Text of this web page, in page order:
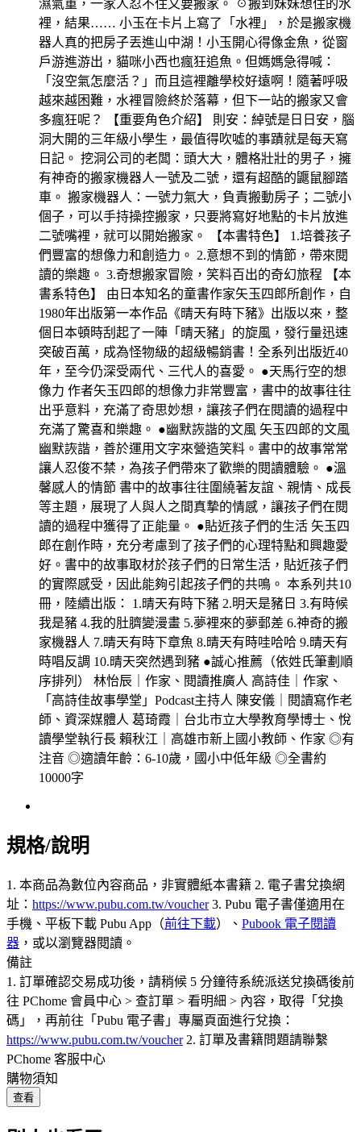
濕氣重，一家人忍不住又要搬家。 ☉搬到妹妹想住的水
裡，結果…… 小玉在卡片上寫了「水裡」，於是搬家機
器人真的把房子丟進山中湖！小玉開心得像金魚，從窗
戶游進游出，貓咪小西也瘋狂追魚。但媽媽急得喊：
「沒空氣怎麼活？」而且這裡離學校好遠啊！隨著呼吸
越來越困難，水裡冒險終於落幕，但下一站的搬家又會
多瘋狂呢？ 【重要角色介紹】 則安：綽號是日日安，腦
洞大開的三年級小學生，最值得吹噓的事蹟就是每天寫
日記。 挖洞公司的老闆：頭大大，體格壯壯的男子，擁
有神奇的搬家機器人一號及二號，還有超酷的鼴鼠腳踏
車。 搬家機器人：一號力氣大，負責搬動房子；二號小
個子，可以手持操控搬家，只要將寫好地點的卡片放進
二號嘴裡，就可以開始搬家。 【本書特色】 1.培養孩子
們豐富的想像力和創造力。 2.意想不到的情節，帶來閱
讀的樂趣。 3.奇想搬家冒險，笑料百出的奇幻旅程 【本
書系特色】 由日本知名的童書作家矢玉四郎所創作，自
1980年出版第一本作品《晴天有時下豬》出版以來，整
個日本頓時刮起了一陣「晴天豬」的旋風，發行量迅速
突破百萬，成為怪物級的超級暢銷書！全系列出版近40
年，至今仍深受兩代、三代人的喜愛。 ●天馬行空的想
像力 作者矢玉四郎的想像力非常豐富，書中的故事往往
出乎意料，充滿了奇思妙想，讓孩子們在閱讀的過程中
充滿了驚喜和樂趣。 ●幽默詼諧的文風 矢玉四郎的文風
幽默詼諧，善於運用文字來營造笑料。書中的故事常常
讓人忍俊不禁，為孩子們帶來了歡樂的閱讀體驗。 ●溫
馨感人的情節 書中的故事往往圍繞著友誼、親情、成長
等主題，展現了人與人之間真摯的情感，讓孩子們在閱
讀的過程中獲得了正能量。 ●貼近孩子們的生活 矢玉四
郎在創作時，充分考慮到了孩子們的心理特點和興趣愛
好。書中的故事取材於孩子們的日常生活，貼近孩子們
的實際感受，因此能夠引起孩子們的共鳴。 本系列共10
冊，陸續出版： 1.晴天有時下豬 2.明天是豬日 3.有時候
我是豬 4.我的肚臍變漫畫 5.夢裡來的夢郵差 6.神奇的搬
家機器人 7.晴天有時下章魚 8.晴天有時哇哈哈 9.晴天有
時唱反調 10.晴天突然遇到豬 ●誠心推薦（依姓氏筆劃順
序排列） 林怡辰｜作家、閱讀推廣人 高詩佳｜作家、
「高詩佳故事學堂」Podcast主持人 陳安儀｜閱讀寫作老
師、資深媒體人 葛琦霞｜台北市立大學教育學博士、悅
讀學堂執行長 賴秋江｜高雄市新上國小教師、作家 ◎有
注音 ◎適讀年齡：6-10歲，國小中低年級 ◎全書約
10000字
規格/說明
1. 本商品為數位內容商品，非實體紙本書籍 2. 電子書兌換網
址： https://www.pubu.com.tw/voucher3. Pubu 電子書僅適用在
手機、平板下載 Pubu App（前往下載）、 Pubook 電子閱讀
器 ，或以瀏覽器閱讀。
備註
1. 訂單確認交易成功後，請稍候 5 分鐘待系統派送兌換碼後前
往 PChome 會員中心 > 查訂單 > 看明細 > 內容，取得「兌換
碼」，再前往「Pubu 電子書」專屬頁面進行兌換：
https://www.pubu.com.tw/voucher2. 訂單及書籍問題請聯繫
PChome 客服中心
購物須知
查看